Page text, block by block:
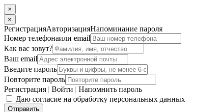
×
×
РегистрацияАвторизацияНапоминание пароля
Номер телефонаили email
Как вас зовут?
Ваш email
Введите пароль
Повторите пароль
Регистрация | Войти | Напомнить пароль
Даю согласие на обработку персональных данных
Отправить